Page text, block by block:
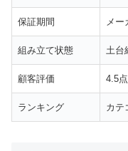
保証期間 メー
組み立て状態 土台
顧客評価 4.5
ランキング カテ